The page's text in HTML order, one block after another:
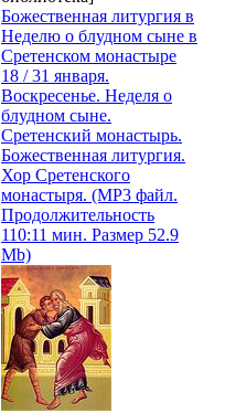
Божественная литургия в
Неделю о блудном сыне в
Сретенском монастыре
18 / 31 января.
Воскресенье. Неделя о
блудном сыне.
Сретенский монастырь.
Божественная литургия.
Хор Сретенского
монастыря. (MP3 файл.
Продолжительность
110:11 мин. Размер 52.9
Mb)